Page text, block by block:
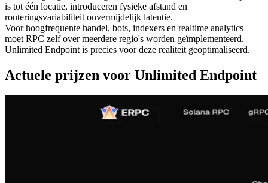
is tot één locatie, introduceren fysieke afstand en
routeringsvariabiliteit onvermijdelijk latentie.
Voor hoogfrequente handel, bots, indexers en realtime analytics
moet RPC zelf over meerdere regio's worden geïmplementeerd.
Unlimited Endpoint is precies voor deze realiteit geoptimaliseerd.
Actuele prijzen voor Unlimited Endpoint